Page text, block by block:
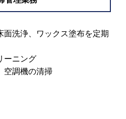
面洗浄、ワックス塗布を定期
ーニング
空調機の清掃